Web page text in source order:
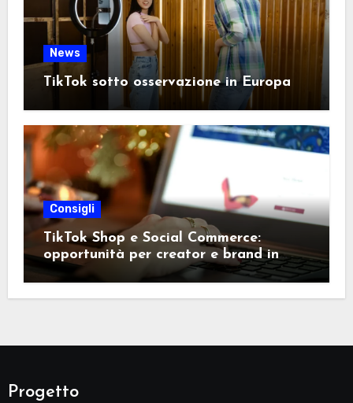
News
TikTok sotto osservazione in Europa
Consigli
TikTok Shop e Social Commerce:
opportunità per creator e brand in
Italia
Progetto